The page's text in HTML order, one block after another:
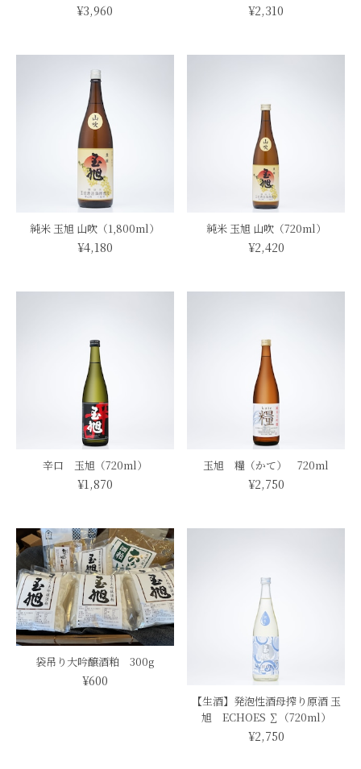
¥3,960 ¥2,310
純米 玉旭 山吹（1,800ml）
¥4,180
純米 玉旭 山吹（720ml）
¥2,420
辛口 玉旭（720ml）
¥1,870
玉旭 糧（かて） 720ml
¥2,750
袋吊り大吟醸酒粕 300g
¥600
【生酒】発泡性酒母搾り原酒 玉
旭 ECHOES ∑（720ml）
¥2,750